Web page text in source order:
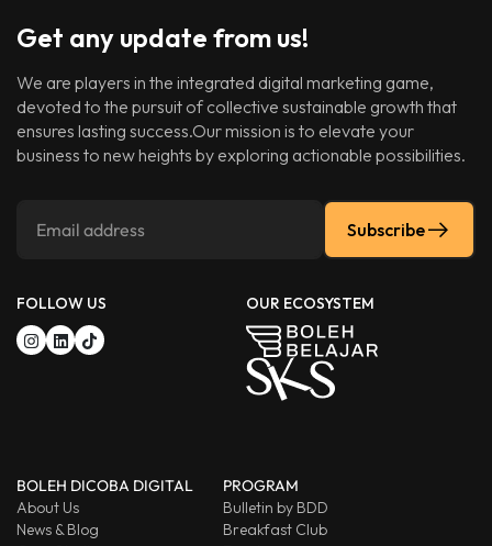
Get any update from us!
We are players in the integrated digital marketing game,
devoted to the pursuit of collective sustainable growth that
ensures lasting success.Our mission is to elevate your
business to new heights by exploring actionable possibilities.
Subscribe
FOLLOW US OUR ECOSYSTEM
BOLEH DICOBA DIGITAL
About Us
News & Blog
PROGRAM
Bulletin by BDD
Breakfast Club